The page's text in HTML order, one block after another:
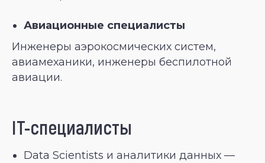
Авиационные специалисты
Инженеры аэрокосмических систем,
авиамеханики, инженеры беспилотной
авиации.
IT-специалисты
Data Scientists и аналитики данных —